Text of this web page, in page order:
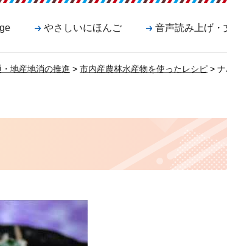
やさしいにほんご 音声読み上げ・
地産地消の推進 > 市内産農林水産物を使ったレシピ >